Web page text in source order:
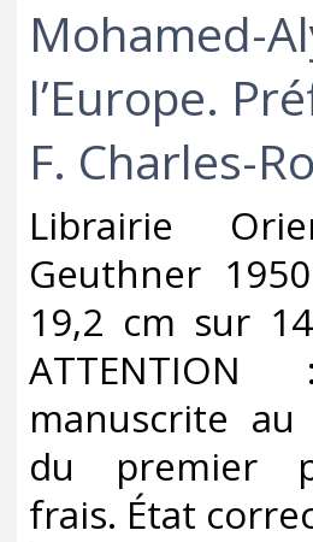
‎Mohamed-
l’Europe.
F. Charles-
‎Librairie
Geuthner
19,2 cm sur
manuscrite
du premier
frais. État